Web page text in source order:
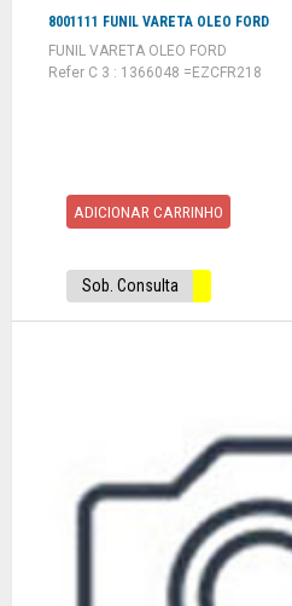
8001111 FUNIL VARETA OLEO FORD
FUNIL VARETA OLEO FORD
Refer C 3 : 1366048 =EZCFR218
ADICIONAR CARRINHO
Sob. Consulta